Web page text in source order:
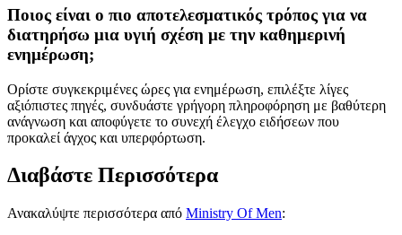
Ποιος είναι ο πιο αποτελεσματικός τρόπος για να
διατηρήσω μια υγιή σχέση με την καθημερινή
ενημέρωση;
Ορίστε συγκεκριμένες ώρες για ενημέρωση, επιλέξτε λίγες
αξιόπιστες πηγές, συνδυάστε γρήγορη πληροφόρηση με βαθύτερη
ανάγνωση και αποφύγετε το συνεχή έλεγχο ειδήσεων που
προκαλεί άγχος και υπερφόρτωση.
Διαβάστε Περισσότερα
Ανακαλύψτε περισσότερα από Ministry Of Men: